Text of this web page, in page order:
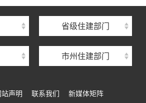
省级住建部门
心
湖北省建设工程质量安全监督总站
湖北省建设工程标准定额管理总站
湖北省住建厅执业资格注册中心
市州住建部门
站声明 联系我们
新媒体矩阵